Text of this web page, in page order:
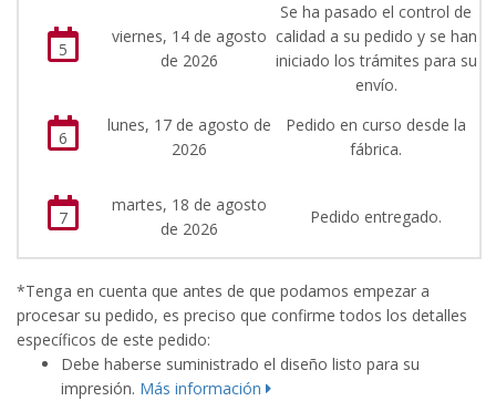
5
viernes, 14 de agosto
de 2026
Se ha pasado el control de
calidad a su pedido y se han
iniciado los trámites para su
envío.
6
lunes, 17 de agosto de
2026
Pedido en curso desde la
fábrica.
7
martes, 18 de agosto
de 2026
Pedido entregado.
*Tenga en cuenta que antes de que podamos empezar a
procesar su pedido, es preciso que confirme todos los detalles
específicos de este pedido:
Debe haberse suministrado el diseño listo para su
impresión. Más información